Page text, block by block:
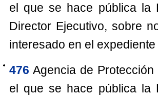
el que se hace pública la
Director Ejecutivo, sobre
interesado en el expediente
476 Agencia de
el que se hace pública la